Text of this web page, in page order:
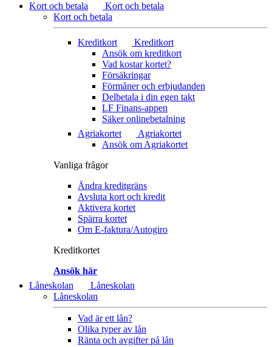
Kort och betala
Kort och betala
Kort och betala
Kreditkort
Kreditkort
Ansök om kreditkort
Vad kostar kortet?
Försäkringar
Förmåner och erbjudanden
Delbetala i din egen takt
LF Finans-appen
Säker onlinebetalning
Agriakortet
Agriakortet
Ansök om Agriakortet
Vanliga frågor
Ändra kreditgräns
Avsluta kort och kredit
Aktivera kortet
Spärra kortet
Om E-faktura/Autogiro
Kreditkortet
Ansök här
Låneskolan
Låneskolan
Låneskolan
Vad är ett lån?
Olika typer av lån
Ränta och avgifter på lån